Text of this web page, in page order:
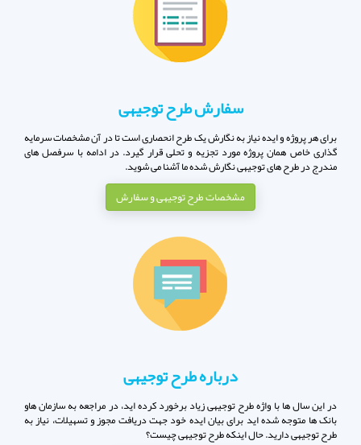
سفارش طرح توجیهی
برای هر پروژه و ایده نیاز به نگارش یک طرح انحصاری است تا در آن مشخصات سرمایه
گذاری خاص همان پروژه مورد تجزیه و تحلی قرار گیرد. در ادامه با سرفصل های
مندرج در طرح های توجیهی نگارش شده ما آشنا می شوید.
مشخصات طرح توجیهی و سفارش
درباره طرح توجیهی
در این سال ها با واژه طرح توجیهی زیاد برخورد کرده اید، در مراجعه به سازمان هاو
بانک ها متوجه شده اید برای بیان ایده خود جهت دریافت مجوز و تسهیلات، نیاز به
طرح توجیهی دارید. حال اینکه طرح توجیهی چیست؟